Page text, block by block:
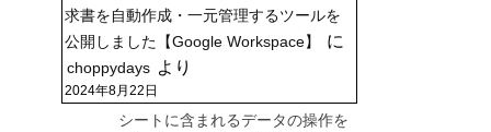
求書を自動作成・一元管理するツールを
公開しました【Google Workspace】
に
choppydays より
2024年8月22日
シートに含まれるデータの操作を